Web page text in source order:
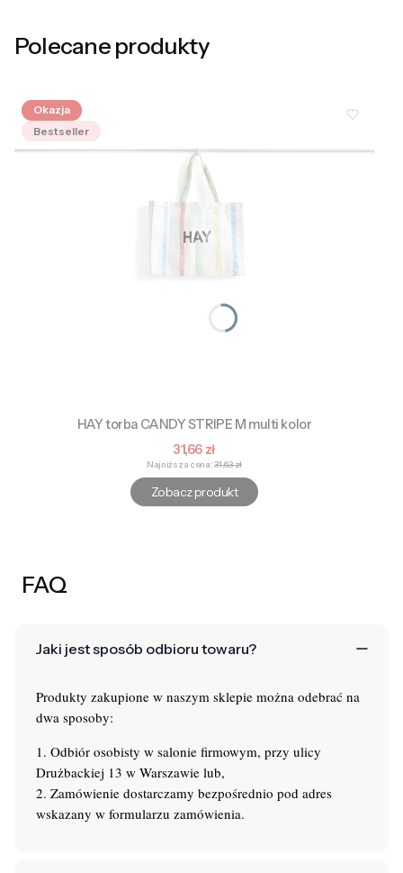
Polecane produkty
Okazja
Bestseller
HAY torba CANDY STRIPE M multi kolor
Cena promocyjna
31,66 zł
Najniższa cena: 31,63 zł
Zobacz produkt
FAQ
Jaki jest sposób odbioru towaru?
Produkty zakupione w naszym sklepie można odebrać na
dwa sposoby:
1. Odbiór osobisty w salonie firmowym, przy ulicy
Drużbackiej 13 w Warszawie lub,
2. Zamówienie dostarczamy bezpośrednio pod adres
wskazany w formularzu zamówienia.